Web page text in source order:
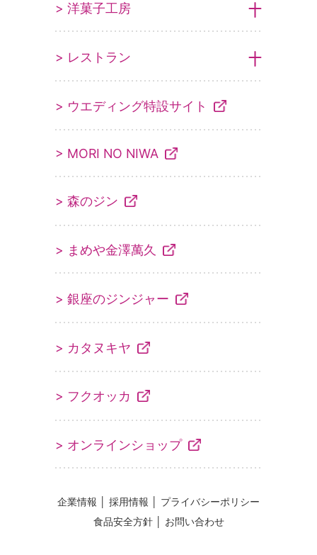
> 洋菓子工房
> レストラン
> ウエディング特設サイト
> MORI NO NIWA
> 森のジン
> まめや金澤萬久
> 銀座のジンジャー
> カタヌキヤ
> フクオッカ
> オンラインショップ
企業情報 採用情報
プライバシーポリシー
食品安全方針│ お問い合わせ